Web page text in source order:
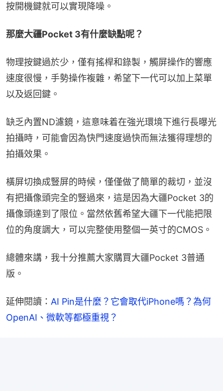
按開機鍵就可以實現降噪。
那麼大疆Pocket 3有什麼缺點呢？
物理按鍵過於少，僅有搖桿和錄製，觸屏操作的響應
速度很慢，手勢操作複雜，希望下一代可以加上菜單
以及返回鍵。
缺乏內置ND濾鏡，這意味着在強光環境下進行長曝光
拍攝時，可能會因為快門速度過快而無法獲得理想的
拍攝效果。
橫屏切換成豎屏的時候，僅僅做了簡單的裁切，並沒
有把攝像頭完全的豎過來，這是因為大疆Pocket 3的
攝像頭達到了限位。當然依舊希望大疆下一代能把限
位的角度調大，可以完整使用整個一英寸的CMOS。
總體來講，我十分推薦大家購買大疆Pocket 3普通
版。
延伸閱讀： AI Pin是什麼？它會取代iPhone嗎？為何
OpenAI、微軟等都極重視？